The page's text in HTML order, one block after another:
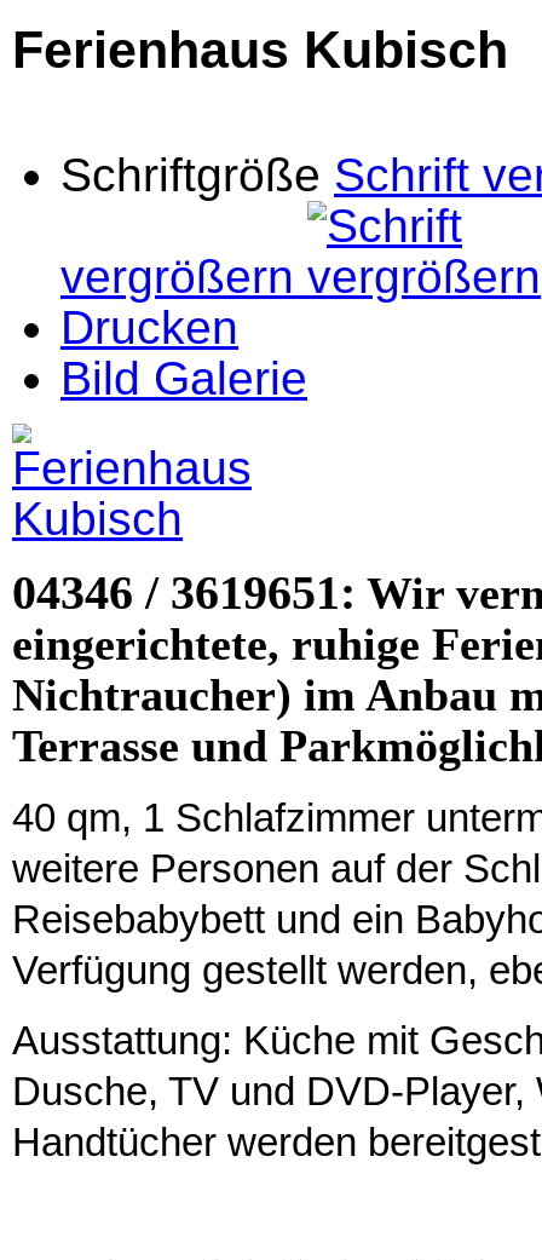
Ferienhaus Kubisch
Schriftgröße Schrift
vergrößern
Drucken
Bild Galerie
04346 / 3619651: Wir
eingerichtete, ruhige
Nichtraucher) im Anbau
Terrasse und
40 qm, 1 Schlafzimmer
weitere Personen auf der
Reisebabybett und ein
Verfügung gestellt werden,
Ausstattung: Küche mit
Dusche, TV und DVD-
Handtücher werden